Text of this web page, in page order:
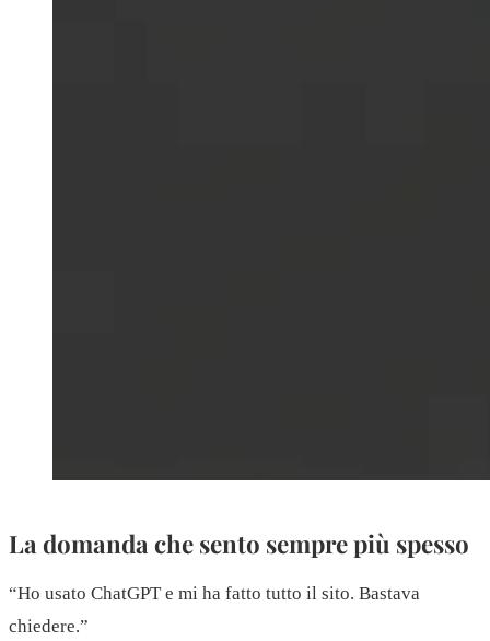
La domanda che sento sempre più spesso
“Ho usato ChatGPT e mi ha fatto tutto il sito. Bastava
chiedere.”